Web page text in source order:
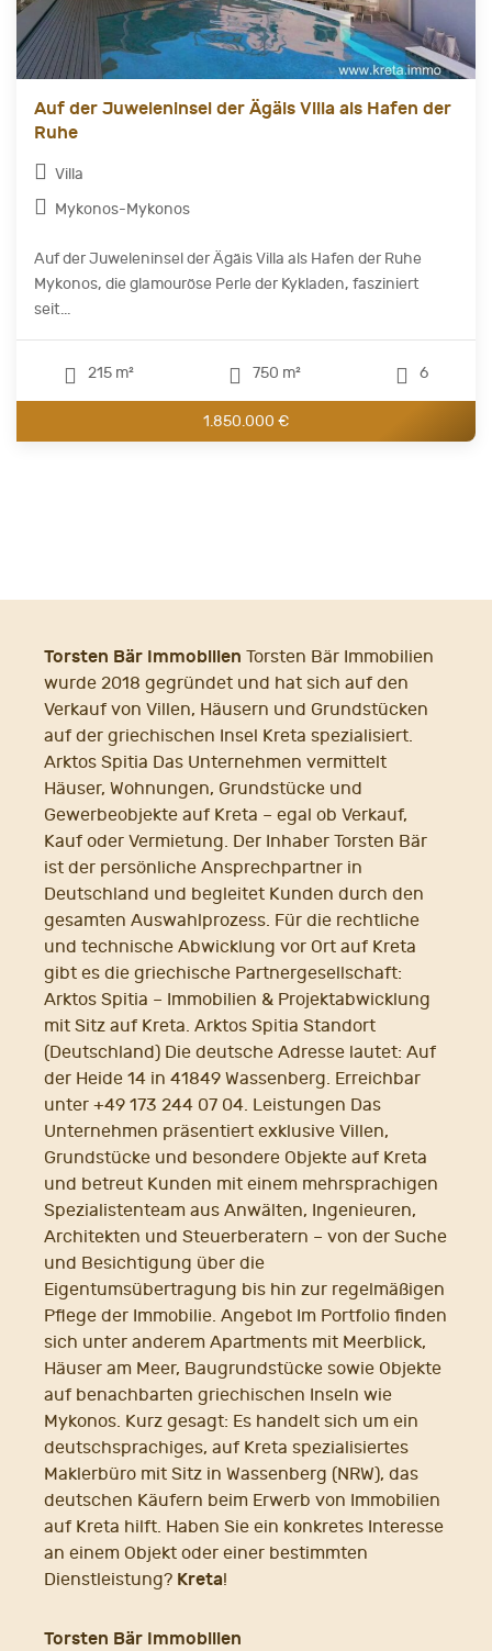
Auf der Juweleninsel der Ägäis Villa als Hafen der
Ruhe
Villa
Mykonos-Mykonos
Auf der Juweleninsel der Ägäis Villa als Hafen der Ruhe
Mykonos, die glamouröse Perle der Kykladen, fasziniert
seit...
215 m² 750 m² 6
1.850.000 €
Torsten Bär Immobilien Torsten Bär Immobilien
wurde 2018 gegründet und hat sich auf den
Verkauf von Villen, Häusern und Grundstücken
auf der griechischen Insel Kreta spezialisiert.
Arktos Spitia Das Unternehmen vermittelt
Häuser, Wohnungen, Grundstücke und
Gewerbeobjekte auf Kreta – egal ob Verkauf,
Kauf oder Vermietung. Der Inhaber Torsten Bär
ist der persönliche Ansprechpartner in
Deutschland und begleitet Kunden durch den
gesamten Auswahlprozess. Für die rechtliche
und technische Abwicklung vor Ort auf Kreta
gibt es die griechische Partnergesellschaft:
Arktos Spitia – Immobilien & Projektabwicklung
mit Sitz auf Kreta. Arktos Spitia Standort
(Deutschland) Die deutsche Adresse lautet: Auf
der Heide 14 in 41849 Wassenberg. Erreichbar
unter +49 173 244 07 04. Leistungen Das
Unternehmen präsentiert exklusive Villen,
Grundstücke und besondere Objekte auf Kreta
und betreut Kunden mit einem mehrsprachigen
Spezialistenteam aus Anwälten, Ingenieuren,
Architekten und Steuerberatern – von der Suche
und Besichtigung über die
Eigentumsübertragung bis hin zur regelmäßigen
Pflege der Immobilie. Angebot Im Portfolio finden
sich unter anderem Apartments mit Meerblick,
Häuser am Meer, Baugrundstücke sowie Objekte
auf benachbarten griechischen Inseln wie
Mykonos. Kurz gesagt: Es handelt sich um ein
deutschsprachiges, auf Kreta spezialisiertes
Maklerbüro mit Sitz in Wassenberg (NRW), das
deutschen Käufern beim Erwerb von Immobilien
auf Kreta hilft. Haben Sie ein konkretes Interesse
an einem Objekt oder einer bestimmten
Dienstleistung? Kreta!
Torsten Bär Immobilien